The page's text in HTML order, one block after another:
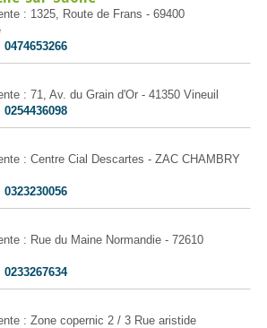
: 1325, Route de Frans - 69400
0474653266
: 71, Av. du Grain d'Or - 41350 Vineuil
0254436098
: Centre Cial Descartes - ZAC CHAMBRY
0323230056
: Rue du Maine Normandie - 72610
0233267634
: Zone copernic 2 / 3 Rue aristide